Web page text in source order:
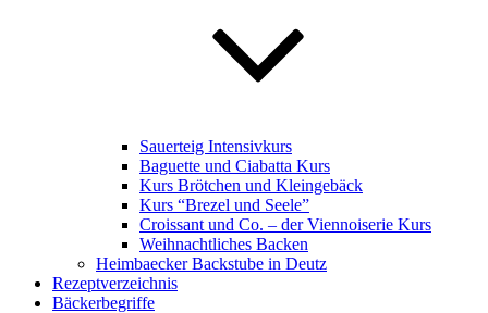
Sauerteig Intensivkurs
Baguette und Ciabatta Kurs
Kurs Brötchen und Kleingebäck
Kurs “Brezel und Seele”
Croissant und Co. – der Viennoiserie Kurs
Weihnachtliches Backen
Heimbaecker Backstube in Deutz
Rezeptverzeichnis
Bäckerbegriffe